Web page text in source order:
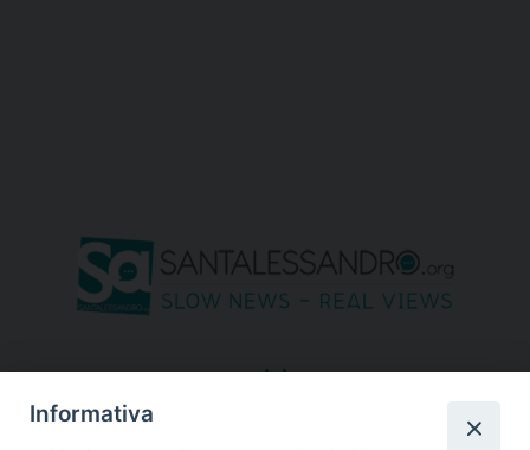
seguici su
Informativa